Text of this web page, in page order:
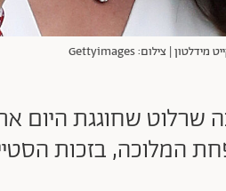
שרלוט שחוגגת היום
המלוכה, בזכות